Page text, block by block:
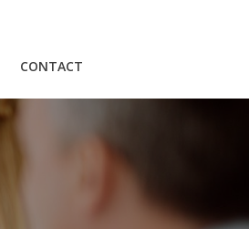
CONTACT